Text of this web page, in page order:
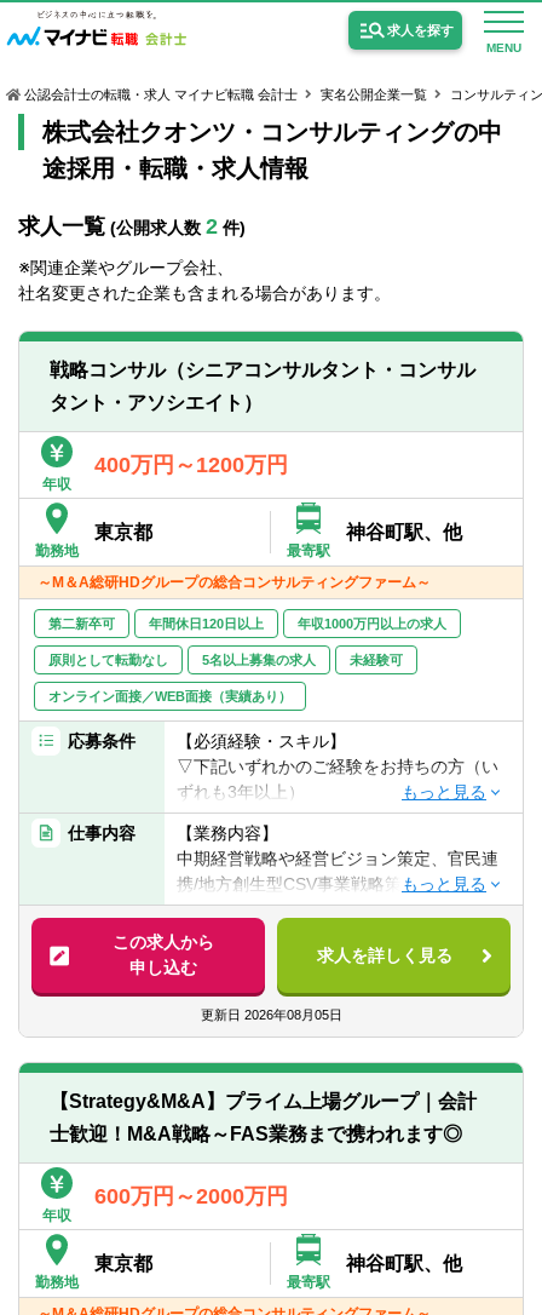
MENU
求人を探す
USCPA（米国公認会計士）の求人
女性会計士の転職
個別転職相談会・セミナー
転職お役立ち情報
ご利用ガイド
非公開求人とは？
サービス紹介
転職お役立ち情報
求人情報
公認会計士の転職・求人 マイナビ転職 会計士 実名公開企業一覧 コンサルティ
株式会社クオンツ・コンサルティングの中
途採用・転職・求人情報
求人一覧 (公開求人数 2 件)
※関連企業やグループ会社、
社名変更された企業も含まれる場合があります。
戦略コンサル（シニアコンサルタント・コンサル
タント・アソシエイト）
年収
400万円～1200万円
勤務地
東京都
最寄駅
神谷町駅、他
～M＆A総研HDグループの総合コンサルティングファーム～
第二新卒可 年間休日120日以上 年収1000万円以上の求人
原則として転勤なし 5名以上募集の求人 未経験可
オンライン面接／WEB面接（実績あり）
応募条件
【必須経験・スキル】
▽下記いずれかのご経験をお持ちの方（い
ずれも3年以上）
■コンサルティング業界での戦略立案、デー
タ分析、プロジェクト管理などの実務経験
■IT/業務プロジェクトにおける分析、提
案、デリバリーの経験
■事業会社での企画業務経験（経営企画・事
業企画・営業企画等）
■FAS / 監査法人等での勤務経験
仕事内容
【業務内容】
中期経営戦略や経営ビジョン策定、官民連
携/地方創生型CSV事業戦略策定、PoC実
装、全社BPR支援や組織構造変革（分社
化、シェアード子会社設立、カーブアウト
等）など、戦略コンサルティングとしての
テーマはもちろん、事業会社発のコンサル
ティングファームである私たちならではの
企業価値の向上に直結する強みを持ってい
ます。以下に、案件の一例を示します。
【具体的には】
1. M&A総合研究所とコラボレーションした
E2EでのM&A支援
■M&A総合研究所に蓄積される鮮度高い情
渉ノウハウ等、仲介ならではの強みを活か
したE2EでのM&A支援（戦略立案～ソーシ
ング、BDD、PMI）
この求人から
申し込む
求人を詳しく見る
更新日 2026年08月05日
【Strategy&M&A】プライム上場グループ｜会計
士歓迎！M&A戦略～FAS業務まで携われます◎
年収
600万円～2000万円
勤務地
東京都
最寄駅
神谷町駅、他